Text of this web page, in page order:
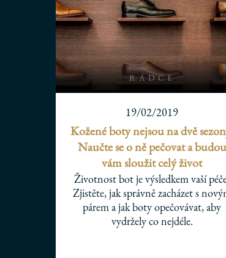
RÁDCE
19/02/2019
Kožené boty nejsou na dvě
Naučte se o ně pečovat a budou
vám sloužit celý život
Životnost bot je výsledkem vaší
Zjistěte, jak správně zacházet s
párem a jak boty opečovávat, aby
vydržely co nejdéle.